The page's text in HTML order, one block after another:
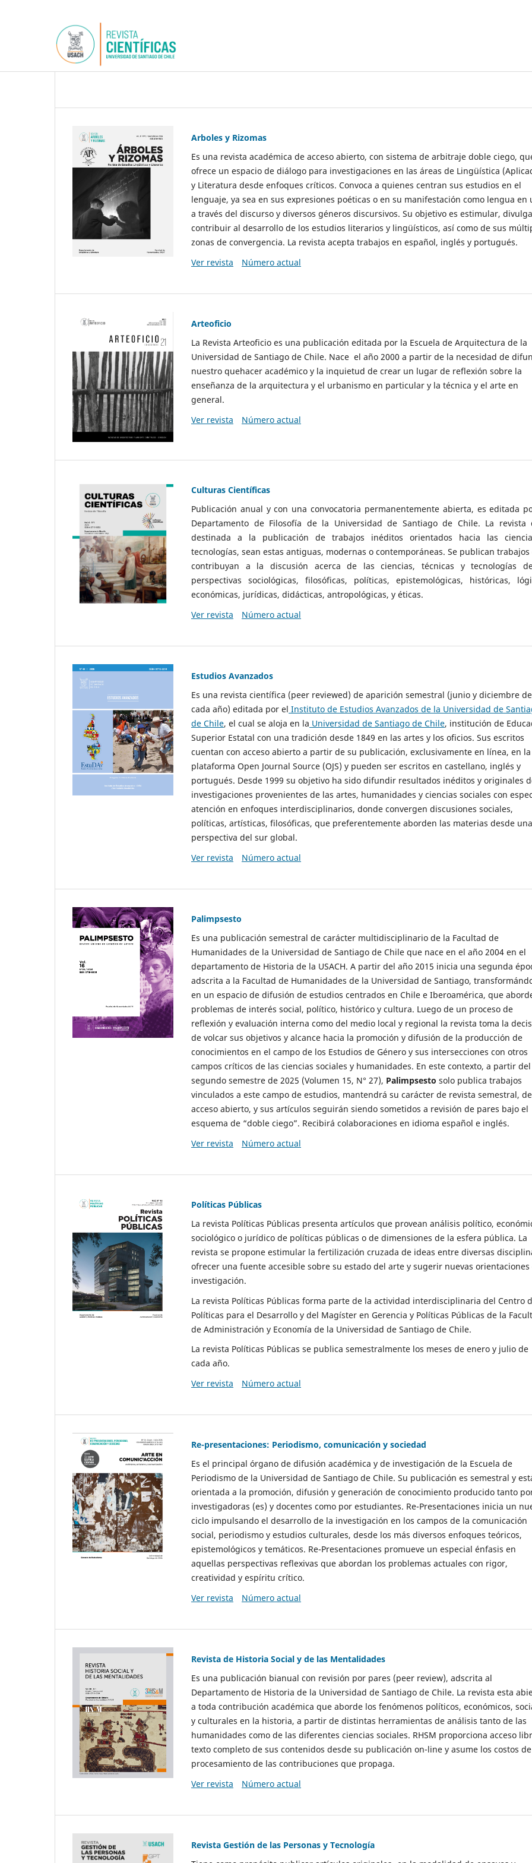
Arboles y Rizomas
Es una revista académica de acceso abierto, con sistema de arbitraje doble ciego,
ofrece un espacio de diálogo para investigaciones en las áreas de Lingüística
y Literatura desde enfoques críticos. Convoca a quienes centran sus estudios en el
lenguaje, ya sea en sus expresiones poéticas o en su manifestación como lengua en
a través del discurso y diversos géneros discursivos. Su objetivo es estimular,
contribuir al desarrollo de los estudios literarios y lingüísticos, así como de sus
zonas de convergencia. La revista acepta trabajos en español, inglés y portugués.
Ver revista
Número actual
Arteoficio
La Revista Arteoficio es una publicación editada por la Escuela de Arquitectura de la
Universidad de Santiago de Chile. Nace el año 2000 a partir de la necesidad de
nuestro quehacer académico y la inquietud de crear un lugar de reflexión sobre la
enseñanza de la arquitectura y el urbanismo en particular y la técnica y el arte en
general.
Ver revista
Número actual
Culturas Científicas
Publicación anual y con una convocatoria permanentemente abierta, es editada
Departamento de Filosofía de la Universidad de Santiago de Chile. La revista
destinada a la publicación de trabajos inéditos orientados hacia las
tecnologías, sean estas antiguas, modernas o contemporáneas. Se publican
contribuyan a la discusión acerca de las ciencias, técnicas y tecnologías
perspectivas sociológicas, filosóficas, políticas, epistemológicas, históricas,
económicas, jurídicas, didácticas, antropológicas, y éticas.
Ver revista
Número actual
Estudios Avanzados
Es una revista científica (peer reviewed) de aparición semestral (junio y diciembre de
cada año) editada por el Instituto de Estudios Avanzados de la Universidad de
de Chile, el cual se aloja en la Universidad de Santiago de Chile, institución de
Superior Estatal con una tradición desde 1849 en las artes y los oficios. Sus escritos
cuentan con acceso abierto a partir de su publicación, exclusivamente en línea, en la
plataforma Open Journal Source (OJS) y pueden ser escritos en castellano, inglés y
portugués. Desde 1999 su objetivo ha sido difundir resultados inéditos y originales
investigaciones provenientes de las artes, humanidades y ciencias sociales con
atención en enfoques interdisciplinarios, donde convergen discusiones sociales,
políticas, artísticas, filosóficas, que preferentemente aborden las materias desde una
perspectiva del sur global.
Ver revista
Número actual
Palimpsesto
Es una publicación semestral de carácter multidisciplinario de la Facultad de
Humanidades de la Universidad de Santiago de Chile que nace en el año 2004 en el
departamento de Historia de la USACH. A partir del año 2015 inicia una segunda
adscrita a la Facultad de Humanidades de la Universidad de Santiago,
en un espacio de difusión de estudios centrados en Chile e Iberoamérica, que
problemas de interés social, político, histórico y cultura. Luego de un proceso de
reflexión y evaluación interna como del medio local y regional la revista toma la
de volcar sus objetivos y alcance hacia la promoción y difusión de la producción de
conocimientos en el campo de los Estudios de Género y sus intersecciones con otros
campos críticos de las ciencias sociales y humanidades. En este contexto, a partir del
segundo semestre de 2025 (Volumen 15, N° 27), Palimpsesto solo publica trabajos
vinculados a este campo de estudios, mantendrá su carácter de revista semestral, de
acceso abierto, y sus artículos seguirán siendo sometidos a revisión de pares bajo el
esquema de “doble ciego”. Recibirá colaboraciones en idioma español e inglés.
Ver revista
Número actual
Políticas Públicas
La revista Políticas Públicas presenta artículos que provean análisis político,
sociológico o jurídico de políticas públicas o de dimensiones de la esfera pública. La
revista se propone estimular la fertilización cruzada de ideas entre diversas
ofrecer una fuente accesible sobre su estado del arte y sugerir nuevas orientaciones
investigación.
La revista Políticas Públicas forma parte de la actividad interdisciplinaria del Centro
Políticas para el Desarrollo y del Magíster en Gerencia y Políticas Públicas de la
de Administración y Economía de la Universidad de Santiago de Chile.
La revista Políticas Públicas se publica semestralmente los meses de enero y julio de
cada año.
Ver revista
Número actual
Re-presentaciones: Periodismo, comunicación y sociedad
Es el principal órgano de difusión académica y de investigación de la Escuela de
Periodismo de la Universidad de Santiago de Chile. Su publicación es semestral y
orientada a la promoción, difusión y generación de conocimiento producido tanto
investigadoras (es) y docentes como por estudiantes. Re-Presentaciones inicia un
ciclo impulsando el desarrollo de la investigación en los campos de la comunicación
social, periodismo y estudios culturales, desde los más diversos enfoques teóricos,
epistemológicos y temáticos. Re-Presentaciones promueve un especial énfasis en
aquellas perspectivas reflexivas que abordan los problemas actuales con rigor,
creatividad y espíritu crítico.
Ver revista
Número actual
Revista de Historia Social y de las Mentalidades
Es una publicación bianual con revisión por pares (peer review), adscrita al
Departamento de Historia de la Universidad de Santiago de Chile. La revista esta
a toda contribución académica que aborde los fenómenos políticos, económicos,
y culturales en la historia, a partir de distintas herramientas de análisis tanto de las
humanidades como de las diferentes ciencias sociales. RHSM proporciona acceso
texto completo de sus contenidos desde su publicación on-line y asume los costos de
procesamiento de las contribuciones que propaga.
Ver revista
Número actual
Revista Gestión de las Personas y Tecnología